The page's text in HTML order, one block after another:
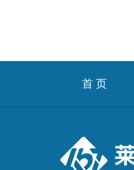
首 页